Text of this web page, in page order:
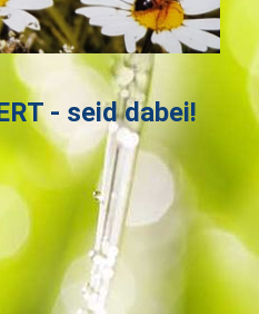
- seid dabei!